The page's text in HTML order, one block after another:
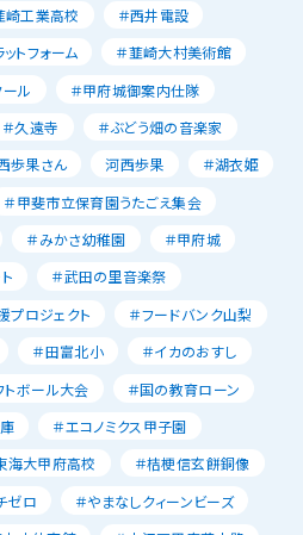
崎工業高校
＃西井電設
トフォーム
＃韮崎大村美術館
ール
＃甲府城御案内仕隊
＃久遠寺
＃ぶどう畑の音楽家
歩果さん 河西歩果
＃湖衣姫
＃甲斐市立保育園うたごえ集会
＃みかさ幼稚園
＃甲府城
＃武田の里音楽祭
プロジェクト
＃フードバンク山梨
＃田富北小
＃イカのおすし
トボール大会
＃国の教育ローン
＃エコノミクス甲子園
海大甲府高校
＃桔梗信玄餅銅像
ゼロ
＃やまなしクィーンビーズ